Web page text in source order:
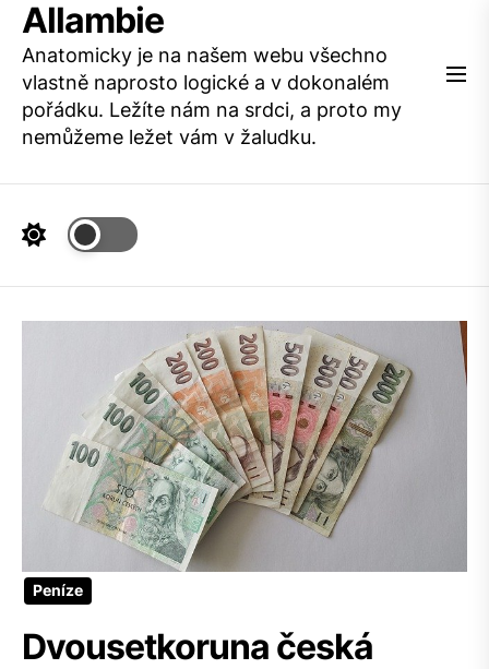
Skip
the
content
Allambie
Anatomicky je na našem webu všechno
vlastně naprosto logické a v dokonalém
pořádku. Ležíte nám na srdci, a proto my
nemůžeme ležet vám v žaludku.
Peníze
Dvousetkoruna česká